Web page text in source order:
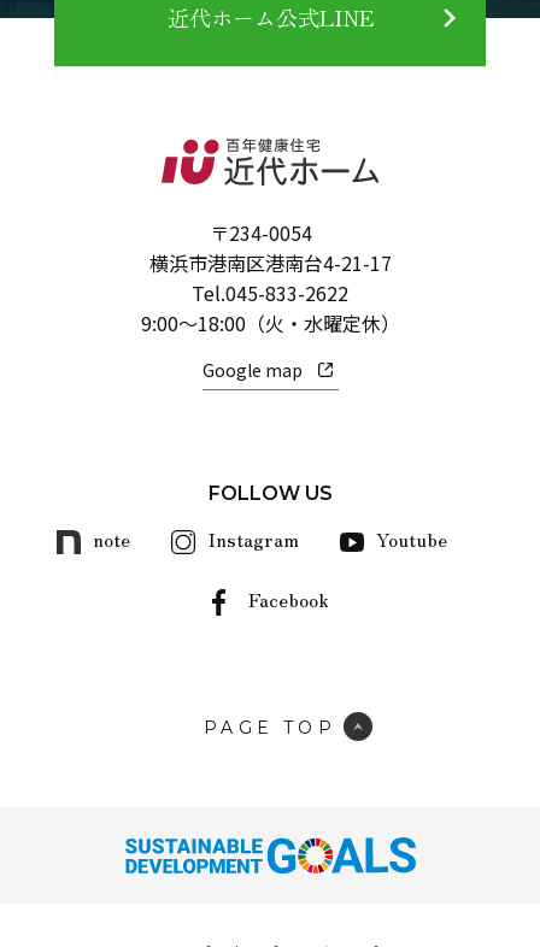
近代ホーム公式LINE
〒234-0054
横浜市港南区港南台4-21-17
Tel.045-833-2622
9:00～18:00（火・水曜定休）
Google map
FOLLOW US
note Instagram Youtube
Facebook
PAGE TOP